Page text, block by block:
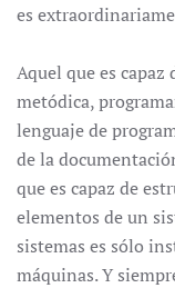
es
Aquel que es
metódica,
lenguaje de
de la
que es capaz de
elementos de un
sistemas es sólo
máquinas. Y